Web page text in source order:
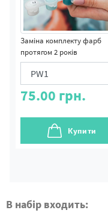
Заміна комплекту фарб
протягом 2 років
75.00 грн.
Купити
В набір входить: